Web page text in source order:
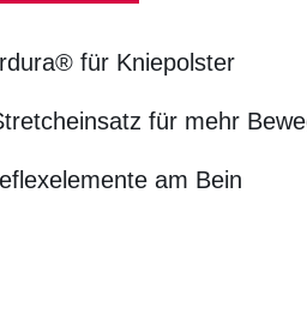
für Kniepolster
für mehr
am Bein